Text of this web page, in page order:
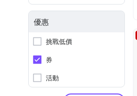
優惠
挑戰低價
券
活動